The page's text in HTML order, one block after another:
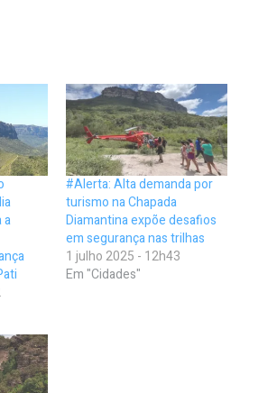
a
#Alerta: Alta demanda por
turismo na Chapada
Diamantina expõe desafios
em segurança nas trilhas
1 julho 2025 - 12h43
Em "Cidades"